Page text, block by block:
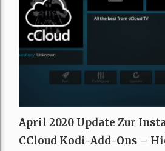
April 2020 Update Zur
CCloud Kodi-Add-Ons –